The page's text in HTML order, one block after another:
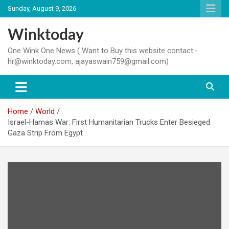
Skip
to
content
Sunday, August 9, 2026
Winktoday
One Wink One News ( Want to Buy this website contact:-
hr@winktoday.com, ajayaswain759@gmail.com)
Home
World
Israel-Hamas War: First Humanitarian Trucks Enter Besieged
Gaza Strip From Egypt